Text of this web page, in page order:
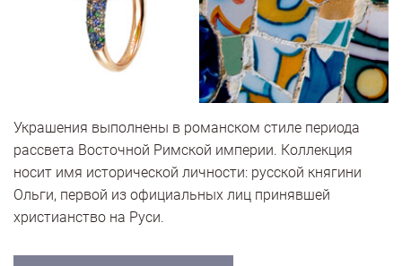
Украшения выполнены в романском стиле периода
рассвета Восточной Римской империи. Коллекция
носит имя исторической личности: русской княгини
Ольги, первой из официальных лиц принявшей
христианство на Руси.